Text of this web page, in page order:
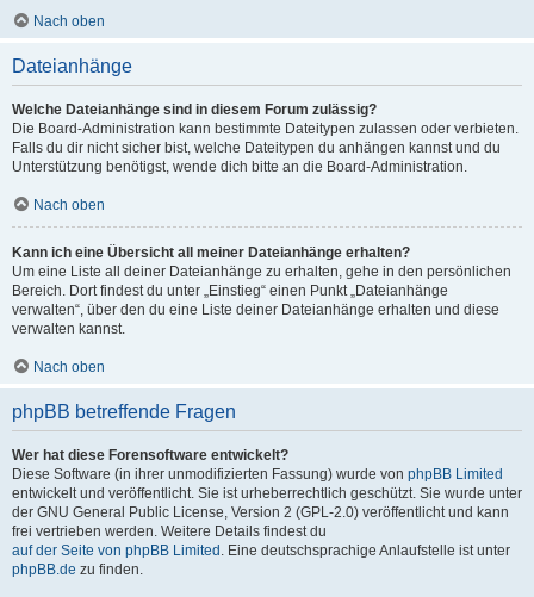
Nach oben
Dateianhänge
Welche Dateianhänge sind in diesem Forum zulässig?
Die Board-Administration kann bestimmte Dateitypen zulassen oder verbieten.
Falls du dir nicht sicher bist, welche Dateitypen du anhängen kannst und du
Unterstützung benötigst, wende dich bitte an die Board-Administration.
Nach oben
Kann ich eine Übersicht all meiner Dateianhänge erhalten?
Um eine Liste all deiner Dateianhänge zu erhalten, gehe in den persönlichen
Bereich. Dort findest du unter „Einstieg“ einen Punkt „Dateianhänge
verwalten“, über den du eine Liste deiner Dateianhänge erhalten und diese
verwalten kannst.
Nach oben
phpBB betreffende Fragen
Wer hat diese Forensoftware entwickelt?
Diese Software (in ihrer unmodifizierten Fassung) wurde von phpBB Limited
entwickelt und veröffentlicht. Sie ist urheberrechtlich geschützt. Sie wurde unter
der GNU General Public License, Version 2 (GPL-2.0) veröffentlicht und kann
frei vertrieben werden. Weitere Details findest du
auf der Seite von phpBB Limited . Eine deutschsprachige Anlaufstelle ist unter
phpBB.de zu finden.